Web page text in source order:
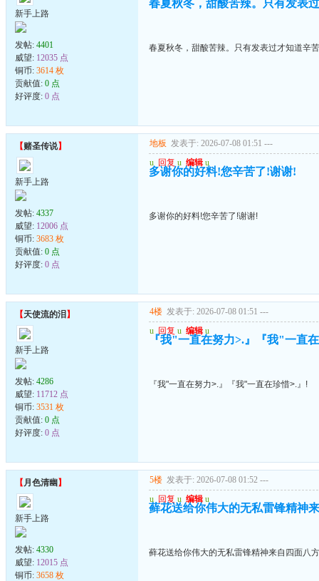
新手上路
发帖: 4401
威望: 12035 点
铜币: 3614 枚
贡献值: 0 点
好评度: 0 点
春夏秋冬，甜酸苦辣。只有发表
春夏秋冬，甜酸苦辣。只有发表过才知道辛
【赌圣传说】
新手上路
发帖: 4337
威望: 12006 点
铜币: 3683 枚
贡献值: 0 点
好评度: 0 点
地板 发表于: 2026-07-08 01:51 ---
u 回复 u 编辑 u
多谢你的好料!您辛苦了!谢谢!
多谢你的好料!您辛苦了!谢谢!
【天使流的泪 】
新手上路
发帖: 4286
威望: 11712 点
铜币: 3531 枚
贡献值: 0 点
好评度: 0 点
4楼 发表于: 2026-07-08 01:51 ---
u 回复 u 编辑 u
『我"一直在努力>.』『我"一直
『我"一直在努力>.』『我"一直在珍惜>.』!
【月色清幽 】
新手上路
发帖: 4330
威望: 12015 点
铜币: 3658 枚
5楼 发表于: 2026-07-08 01:52 ---
u 回复 u 编辑 u
藓花送给你伟大的无私雷锋精神
藓花送给你伟大的无私雷锋精神来自四面八